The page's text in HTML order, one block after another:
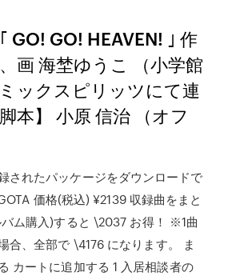
｢ GO! GO! HEAVEN! ｣ 作
画 海埜ゆうこ （小学館
ックスピリッツにて連
本】 小原 信治 （オフ
されたパッケージをダウンロードで
価格(税込) ¥2139 収録曲をまと
ム購入)すると \2037 お得！ ※1曲
合、全部で \4176 になります。 ま
カートに追加する 1 入居相談者の